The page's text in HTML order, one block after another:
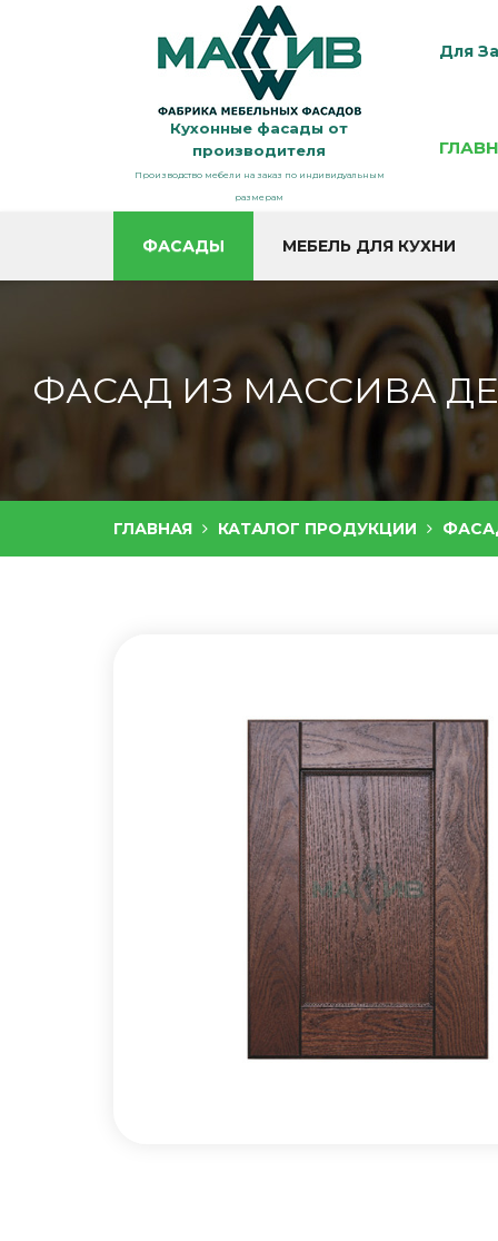
Кухонные фасады от
производителя
Производство мебели на заказ по индивидуальным
размерам
Для
ФАСАДЫ МЕБЕЛЬ ДЛЯ КУХНИ
ФАСАД ИЗ МАССИВА
ГЛАВНАЯ КАТАЛОГ ПРОДУКЦИИ